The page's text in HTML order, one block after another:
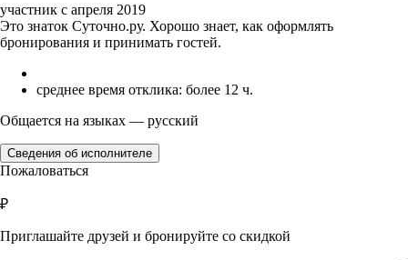
участник с апреля 2019
Это знаток Суточно.ру. Хорошо знает, как оформлять
бронирования и принимать гостей.
среднее время отклика: более 12 ч.
Общается на языках — русский
Сведения об исполнителе
Пожаловаться
₽
Приглашайте друзей и бронируйте со скидкой